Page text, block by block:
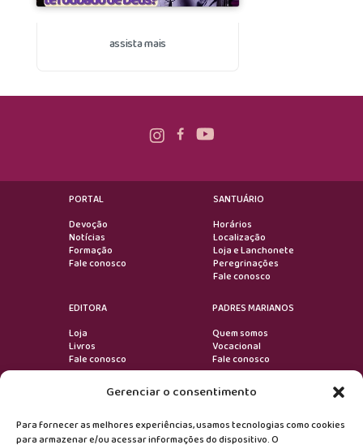
Gerenciar o consentimento
Para fornecer as melhores experiências, usamos tecnologias como cookies
para armazenar e/ou acessar informações do dispositivo. O
assista mais
PORTAL
Devoção
Notícias
Formação
Fale conosco
SANTUÁRIO
Horários
Localização
Loja e Lanchonete
Peregrinações
Fale conosco
EDITORA
Loja
Livros
Fale conosco
PADRES MARIANOS
Quem somos
Vocacional
Fale conosco